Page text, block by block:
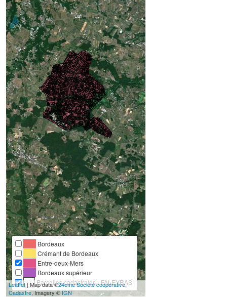
Bordeaux
Crémant de Bordeaux
Entre-deux-Mers
Bordeaux supérieur
Parcelles cadastrales - FALEYRAS
Leaflet | Map data ©24eme Société coopérative,
Cadastre, Imagery ©IGN